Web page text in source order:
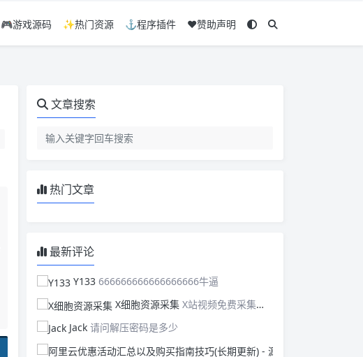
🎮游戏源码 ✨热门资源 ⚓程序插件 ❤️赞助声明
文章搜索
热门文章
最新评论
Y133 666666666666666666牛逼
X细胞资源采集 X站视频免费采集，可以适配此CMS，含免费模板。有需要的站长可以看看xxibaozyw.com
Jack 请问解压密码是多少